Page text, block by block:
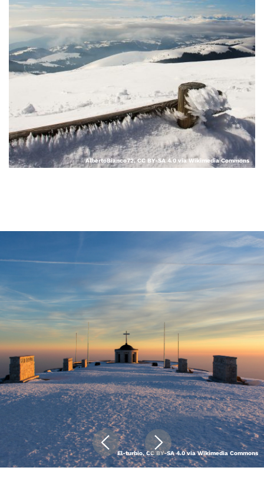
AlbertoBianco72, CC BY-SA 4.0 via Wikimedia Commons
El-turbio, CC BY-SA 4.0 via Wikimedia Commons